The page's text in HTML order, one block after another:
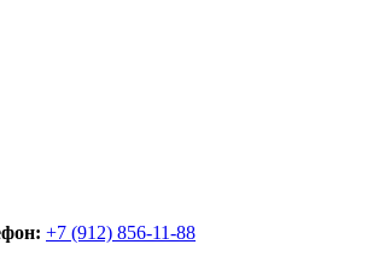
+7 (912) 856-11-88